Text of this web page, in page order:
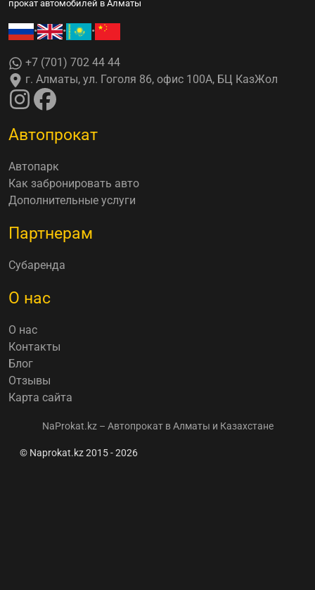
прокат автомобилей в Алматы
• • •
+7 (701) 702 44 44
г. Алматы, ул. Гоголя 86, офис 100А, БЦ КазЖол
Автопрокат
Автопарк
Как забронировать авто
Дополнительные услуги
Партнерам
Субаренда
О нас
О нас
Контакты
Блог
Отзывы
Карта сайта
NaProkat.kz – Автопрокат в Алматы и Казахстане
© Naprokat.kz 2015 - 2026